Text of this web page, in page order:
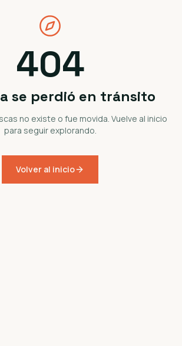
404
se perdió en tránsito
no existe o fue movida. Vuelve al inicio
para seguir explorando.
Volver al inicio